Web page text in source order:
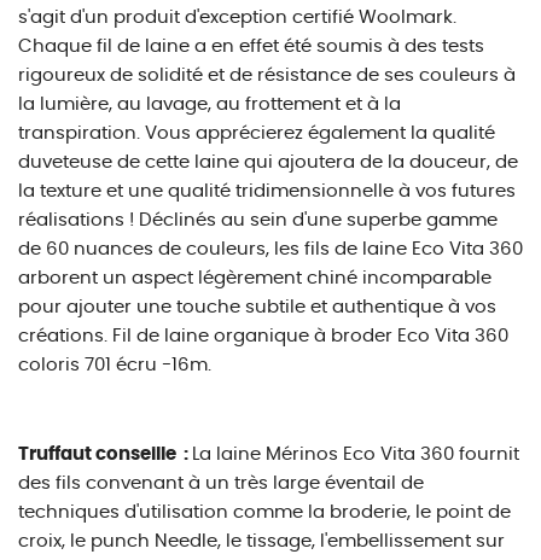
s'agit d'un produit d'exception certifié Woolmark.
Chaque fil de laine a en effet été soumis à des tests
rigoureux de solidité et de résistance de ses couleurs à
la lumière, au lavage, au frottement et à la
transpiration. Vous apprécierez également la qualité
duveteuse de cette laine qui ajoutera de la douceur, de
la texture et une qualité tridimensionnelle à vos futures
réalisations ! Déclinés au sein d'une superbe gamme
de 60 nuances de couleurs, les fils de laine Eco Vita 360
arborent un aspect légèrement chiné incomparable
pour ajouter une touche subtile et authentique à vos
créations. Fil de laine organique à broder Eco Vita 360
coloris 701 écru -16m.
Truffaut conseille : La laine Mérinos Eco Vita 360 fournit
des fils convenant à un très large éventail de
techniques d'utilisation comme la broderie, le point de
croix, le punch Needle, le tissage, l'embellissement sur